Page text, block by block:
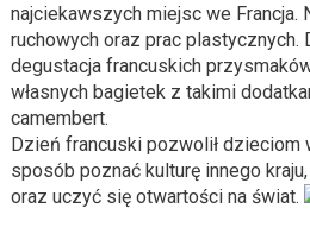
najciekawszych miejsc we Francja.
ruchowych oraz prac plastycznych.
degustacja francuskich
własnych bagietek z takimi
camembert.
Dzień francuski pozwolił dzieciom
sposób poznać kulturę innego
oraz uczyć się otwartości na świat.